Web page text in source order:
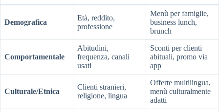
Demografica
Età, reddito,
professione
Menù per famiglie,
business lunch,
brunch
Comportamentale
Abitudini,
frequenza, canali
usati
Sconti per clienti
abituali, promo via
app
Culturale/Etnica
Clienti stranieri,
religione, lingua
Offerte multilingua,
menù culturalmente
adatti